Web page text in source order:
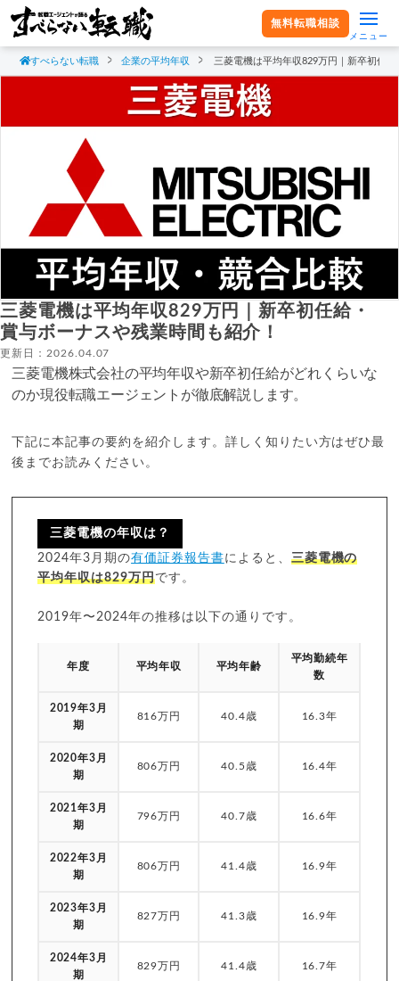
無料転職相談
メニュー
すべらない転職 企業の平均年収 三菱電機は平均年収829万円｜新卒初任
三菱電機は平均年収829万円｜新卒初任給・
賞与ボーナスや残業時間も紹介！
更新日：2026.04.07
三菱電機株式会社の平均年収や新卒初任給がどれくらいな
のか現役転職エージェントが徹底解説します。
下記に本記事の要約を紹介します。詳しく知りたい方はぜひ最
後までお読みください。
三菱電機の年収は？
2024年3月期の有価証券報告書によると、 三菱電機の
平均年収は829万円です。
2019年〜2024年の推移は以下の通りです。
年度 平均年収 平均年齢
平均勤続年
数
2019年3月
期
816万円 40.4歳 16.3年
2020年3月
期
806万円 40.5歳 16.4年
2021年3月
期
796万円 40.7歳 16.6年
2022年3月
期
806万円 41.4歳 16.9年
2023年3月
期
827万円 41.3歳 16.9年
2024年3月
期
829万円 41.4歳 16.7年